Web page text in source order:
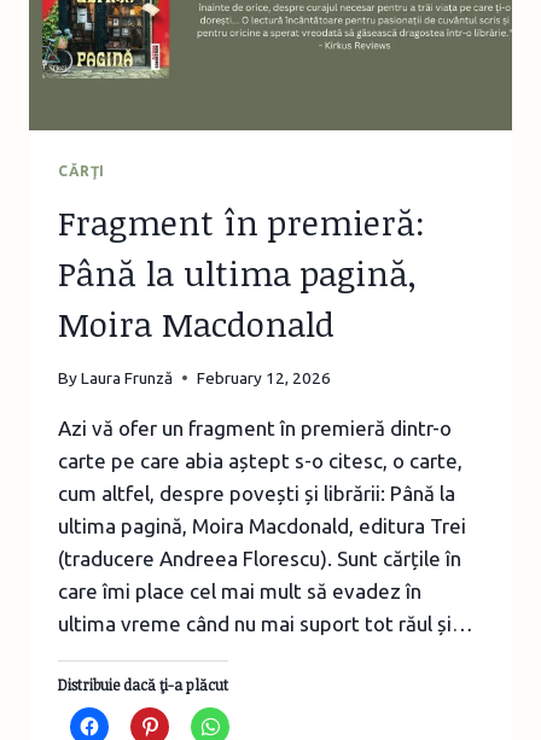
CĂRŢI
Fragment în premieră:
Până la ultima pagină,
Moira Macdonald
ByLaura Frunză February 12, 2026
Azi vă ofer un fragment în premieră dintr-o
carte pe care abia aștept s-o citesc, o carte,
cum altfel, despre povești și librării: Până la
ultima pagină, Moira Macdonald, editura Trei
(traducere Andreea Florescu). Sunt cărțile în
care îmi place cel mai mult să evadez în
ultima vreme când nu mai suport tot răul și…
Distribuie dacă ţi-a plăcut